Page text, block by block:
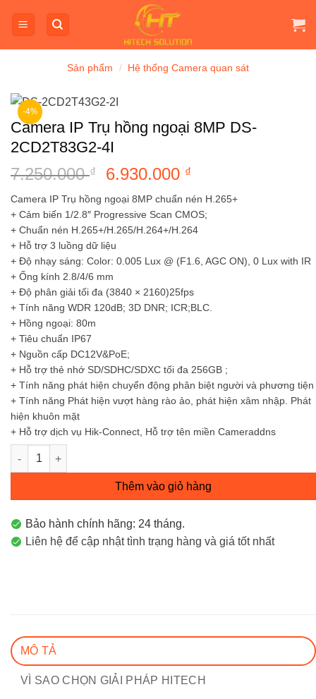
qua
Sản phẩm / Hệ thống Camera quan sát
-4%
Camera IP Trụ hồng ngoại 8MP DS-
2CD2T83G2-4I
7.250.000₫
Giá
gốc
là:
7.250.000 ₫.
6.930.000 ₫
hiện
tại
là:
Camera IP Trụ hồng ngoại 8MP chuẩn nén H.265+
+ Cảm biến 1/2.8″ Progressive Scan CMOS;
+ Chuẩn nén H.265+/H.265/H.264+/H.264
+ Hỗ trợ 3 luồng dữ liệu
+ Độ nhạy sáng: Color: 0.005 Lux @ (F1.6, AGC ON), 0 Lux with IR
+ Ống kính 2.8/4/6 mm
+ Độ phân giải tối đa (3840 × 2160)25fps
+ Tính năng WDR 120dB; 3D DNR; ICR;BLC.
+ Hồng ngoại: 80m
+ Tiêu chuẩn IP67
+ Nguồn cấp DC12V&PoE;
+ Hỗ trợ thẻ nhớ SD/SDHC/SDXC tối đa 256GB ;
+ Tính năng phát hiện chuyển động phân biệt người và phương tiện
+ Tính năng Phát hiện vượt hàng rào ảo, phát hiện xâm nhập. Phát
hiện khuôn mặt
+ Hỗ trợ dịch vụ Hik-Connect, Hỗ trợ tên miền Cameraddns
Camera IP Trụ hồng ngoại 8MP DS-2CD2T83G2-4I số lượng
Thêm vào giỏ hàng
Bảo hành chính hãng: 24 tháng.
Liên hệ để cập nhật tình trạng hàng và giá tốt nhất
MÔ TẢ
VÌ SAO CHỌN GIẢI PHÁP HITECH